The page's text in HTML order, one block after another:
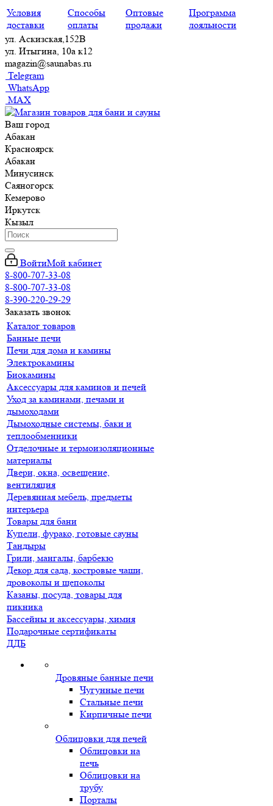
Условия
доставки
Способы
оплаты
Оптовые
продажи
Программа
лояльности
ул. Аскизская,152В
ул. Итыгина, 10а к12
magazin@saunabas.ru
Telegram
WhatsApp
MAX
Ваш город
Абакан
Красноярск
Абакан
Минусинск
Саяногорск
Кемерово
Иркутск
Кызыл
ВойтиМой кабинет
8-800-707-33-08
8-800-707-33-08
8-390-220-29-29
Заказать звонок
Каталог товаров
Банные печи
Печи для дома и камины
Электрокамины
Биокамины
Аксессуары для каминов и печей
Уход за каминами, печами и
дымоходами
Дымоходные системы, баки и
теплообменники
Отделочные и термоизоляционные
материалы
Двери, окна, освещение,
вентиляция
Деревянная мебель, предметы
интерьера
Товары для бани
Купели, фурако, готовые сауны
Тандыры
Грили, мангалы, барбекю
Декор для сада, костровые чаши,
дровоколы и щепоколы
Казаны, посуда, товары для
пикника
Бассейны и аксессуары, химия
Подарочные сертификаты
ДДБ
Дровяные банные печи
Чугунные печи
Стальные печи
Кирпичные печи
Облицовки для печей
Облицовки на
печь
Облицовки на
трубу
Порталы